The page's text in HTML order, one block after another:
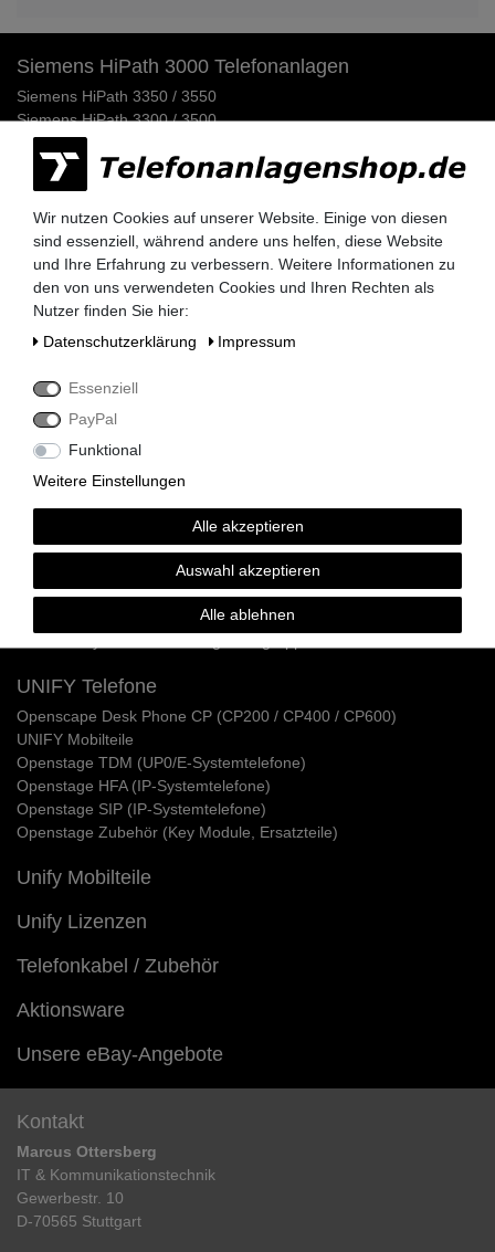
Siemens HiPath 3000 Telefonanlagen
Siemens HiPath 3350 / 3550
Siemens HiPath 3300 / 3500
Siemens HiPath 3800
Siemens HiPath 3750 / 3700
Siemens HiPath Systemverkabelung
Siemens HiPath Dect Sender
Siemens HiPath Netzteile
Siemens HiPath MMC Karten
Siemens Optipoint 500 / Optiset Systemtelefone
Siemens Optipoint 500 Telefone
Siemens Optipoint 500 Adapter
Siemens Optiset E Telefone & Zubehör
Telefonkabel / Anschlusskabel
UNIFY OpenScape Business
OpenScape Business X3W & X5W (Wandmontage)
OpenScape Business X3R & X5R (Rackmontage 19 Zoll)
OpenScape Business X8 (Stand & Rack)
Geräte / Adapter für OpenScape Business
UNIFY Telefone
Openscape Desk Phone CP (CP200 / CP400 / CP600)
UNIFY Mobilteile
Openstage TDM (UP0/E-Systemtelefone)
Openstage HFA (IP-Systemtelefone)
Openstage SIP (IP-Systemtelefone)
Openstage Zubehör (Key Module, Ersatzteile)
Unify Mobilteile
Unify Lizenzen
Telefonkabel / Zubehör
Aktionsware
Unsere eBay-Angebote
Kontakt
Marcus Ottersberg
IT & Kommunikationstechnik
Gewerbestr. 10
D-70565 Stuttgart
Wir nutzen Cookies auf unserer Website. Einige von diesen
sind essenziell, während andere uns helfen, diese Website
und Ihre Erfahrung zu verbessern. Weitere Informationen zu
den von uns verwendeten Cookies und Ihren Rechten als
Nutzer finden Sie hier:
Daten­schutz­erklärung
Impressum
Essenziell
PayPal
Funktional
Weitere Einstellungen
Alle akzeptieren
Auswahl akzeptieren
Alle ablehnen